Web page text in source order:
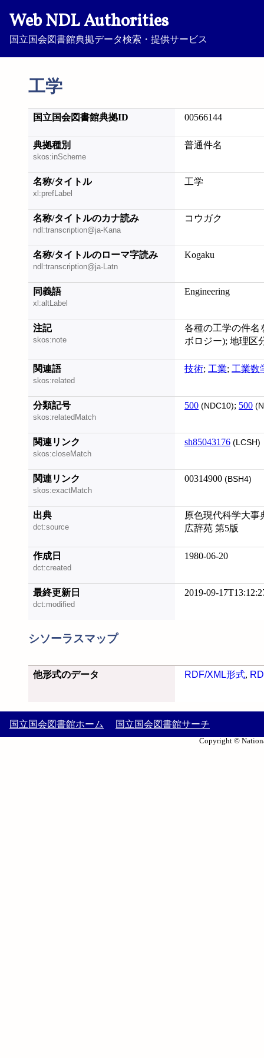
Web NDL Authorities
国立国会図書館典拠データ検索・提供サービス
工学
国立国会図書館典拠ID 00566144
典拠種別
skos:inScheme
普通件名
名称/タイトル
xl:prefLabel
工学
名称/タイトルのカナ読み
ndl:transcription@ja-Kana
コウガク
名称/タイトルのローマ字読み
ndl:transcription@ja-Latn
Kogaku
同義語
xl:altLabel
Engineering
注記
skos:note
各種の工学の件名
ボロジー); 地理区
関連語
skos:related
技術; 工業; 工業数
分類記号
skos:relatedMatch
500 (NDC10); 500
関連リンク
skos:closeMatch
sh85043176 (LCSH)
関連リンク
skos:exactMatch
00314900 (BSH4)
出典
dct:source
原色現代科学大事
広辞苑 第5版
作成日
dct:created
1980-06-20
最終更新日
dct:modified
2019-09-
シソーラスマップ
他形式のデータ RDF/XML形式,
国立国会図書館ホーム 国立国会図書館サーチ
Copyright ©